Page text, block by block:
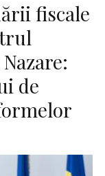
fiscale
de